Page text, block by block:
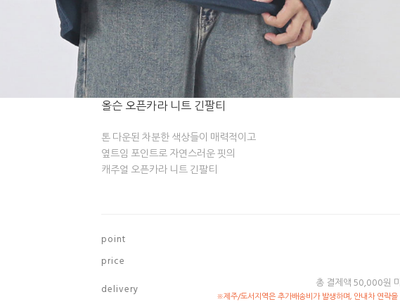
올슨 오픈카라 니트 긴팔티
톤 다운된 차분한 색상들이 매력적이고
옆트임 포인트로 자연스러운 핏의
캐주얼 오픈카라 니트 긴팔티
p o i n t
p r i c e
d e l i v e r y
총 결제액 50,000원
※제주/도서지역은 추가배송비가 발생하며, 안내차 연락